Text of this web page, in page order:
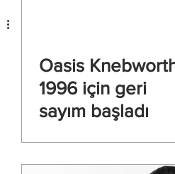
Oasis
1996 için geri
sayım başladı